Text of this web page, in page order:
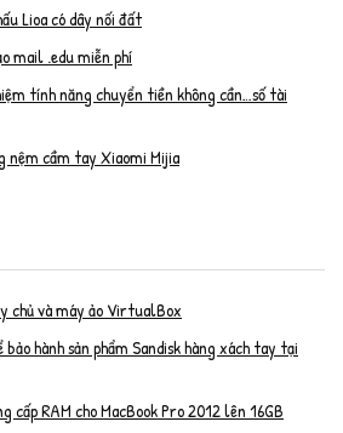
Lioa có dây nối đất
mail .edu miễn phí
tính năng chuyển tiền không cần…số tài
nệm cầm tay Xiaomi Mijia
chủ và máy ảo VirtualBox
bảo hành sản phẩm Sandisk hàng xách tay tại
cấp RAM cho MacBook Pro 2012 lên 16GB